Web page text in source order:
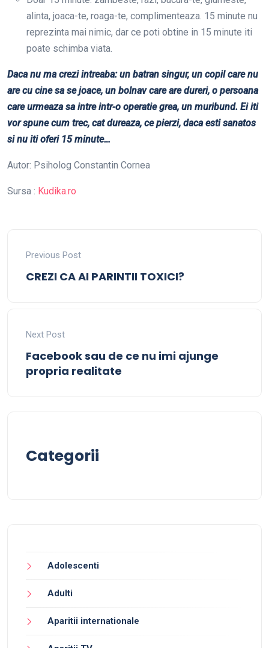
alinta, joaca-te, roaga-te, complimenteaza. 15 minute nu
reprezinta mai nimic, dar ce poti obtine in 15 minute iti
poate schimba viata.
Daca nu ma crezi intreaba: un batran singur, un copil care nu
are cu cine sa se joace, un bolnav care are dureri, o persoana
care urmeaza sa intre intr-o operatie grea, un muribund. Ei iti
vor spune cum trec, cat dureaza, ce pierzi, daca esti sanatos
si nu iti oferi 15 minute…
Autor: Psiholog Constantin Cornea
Sursa : Kudika.ro
Previous Post
CREZI CA AI PARINTII TOXICI?
Next Post
Facebook sau de ce nu imi ajunge
propria realitate
Categorii
Adolescenti
Adulti
Aparitii internationale